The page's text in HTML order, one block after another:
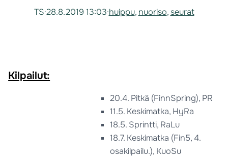
TS·28.8.2019 13:03·huippu, nuoriso, seurat
Kilpailut:
20.4. Pitkä (FinnSpring), PR
11.5. Keskimatka, HyRa
18.5. Sprintti, RaLu
18.7. Keskimatka (Fin5, 4.
osakilpailu.), KuoSu